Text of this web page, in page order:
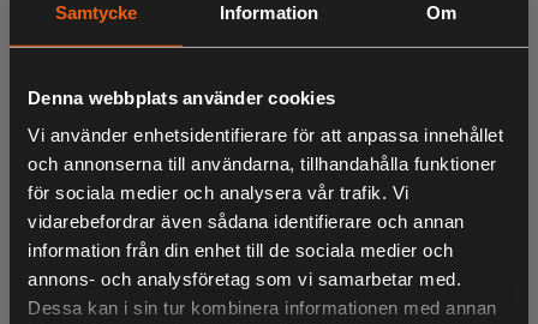
Samtycke Information Om
Denna webbplats använder cookies
Vi använder enhetsidentifierare för att anpassa innehållet
och annonserna till användarna, tillhandahålla funktioner
för sociala medier och analysera vår trafik. Vi
vidarebefordrar även sådana identifierare och annan
information från din enhet till de sociala medier och
annons- och analysföretag som vi samarbetar med.
Dessa kan i sin tur kombinera informationen med annan
LIKNANDE PRODUKTER
KÖPS OFTA TILLSAMMANS
ANDRA HAR OCKSÅ TITTAT PÅ